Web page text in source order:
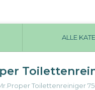
ALLE
Toilettenreiniger